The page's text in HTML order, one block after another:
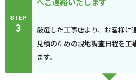
STEP
3
厳選した工事店より、お客様に
見積のための現地調査日程を工
ます。